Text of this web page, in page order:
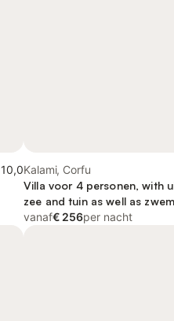
10,0Kalami, Corfu
Villa voor 4 personen, with
zee and tuin as well as
vanaf€ 256per nacht